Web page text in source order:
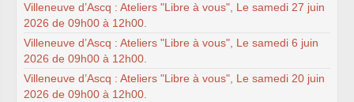
Villeneuve d’Ascq : Ateliers "Libre à vous", Le samedi 27 juin
2026 de 09h00 à 12h00.
Villeneuve d’Ascq : Ateliers "Libre à vous", Le samedi 6 juin
2026 de 09h00 à 12h00.
Villeneuve d’Ascq : Ateliers "Libre à vous", Le samedi 20 juin
2026 de 09h00 à 12h00.